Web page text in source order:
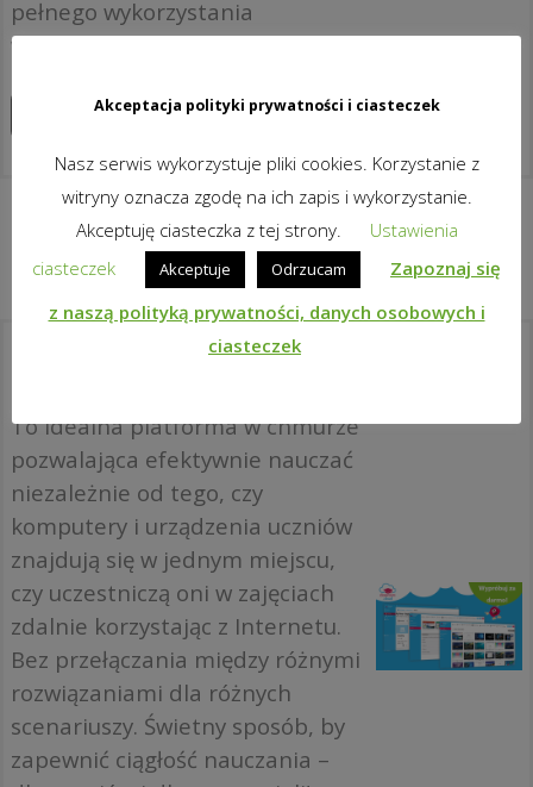
pełnego wykorzystania
wyposażenia ICT.
Zapoznaj się z produktami
To idealna platforma w chmurze
pozwalająca efektywnie nauczać
niezależnie od tego, czy
komputery i urządzenia uczniów
znajdują się w jednym miejscu,
czy uczestniczą oni w zajęciach
zdalnie korzystając z Internetu.
Bez przełączania między różnymi
rozwiązaniami dla różnych
scenariuszy. Świetny sposób, by
zapewnić ciągłość nauczania –
Akceptacja polityki prywatności i ciasteczek
Nasz serwis wykorzystuje pliki cookies. Korzystanie z
witryny oznacza zgodę na ich zapis i wykorzystanie.
Akceptuję ciasteczka z tej strony.
Ustawienia
ciasteczek
Akceptuje Odrzucam
Zapoznaj się
z naszą polityką prywatności, danych osobowych i
ciasteczek